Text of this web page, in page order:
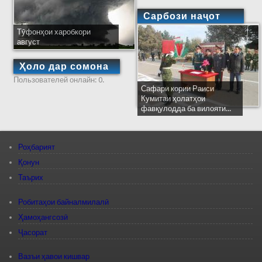
Тӯфонҳои харобкори
август
Ҳоло дар сомона
Пользователей онлайн: 0.
Сарбози наҷот
Сафари кории Раиси
Кумитаи ҳолатҳои
фавқулодда ба вилояти...
Роҳбарият
Қонун
Таърих
Робитаҳои байналмилалӣ
Ҳамоҳангсозӣ
Ҷасорат
Вазъи ҳавои кишвар